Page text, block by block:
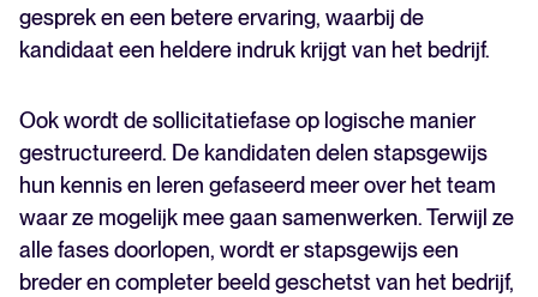
gesprek en een betere ervaring, waarbij de
kandidaat een heldere indruk krijgt van het bedrijf.
Ook wordt de sollicitatiefase op logische manier
gestructureerd. De kandidaten delen stapsgewijs
hun kennis en leren gefaseerd meer over het team
waar ze mogelijk mee gaan samenwerken. Terwijl ze
alle fases doorlopen, wordt er stapsgewijs een
breder en completer beeld geschetst van het bedrijf,